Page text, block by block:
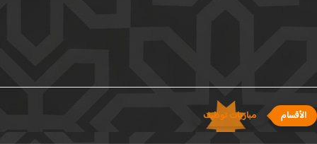
مباريات توظيف